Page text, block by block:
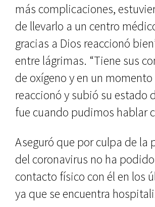
más complicaciones,
de llevarlo a un centro
gracias a Dios reaccionó
entre lágrimas. “Tiene sus
de oxígeno y en un
reaccionó y subió su estado
fue cuando pudimos hablar
Aseguró que por culpa de la
del coronavirus no ha
contacto físico con él en los
ya que se encuentra